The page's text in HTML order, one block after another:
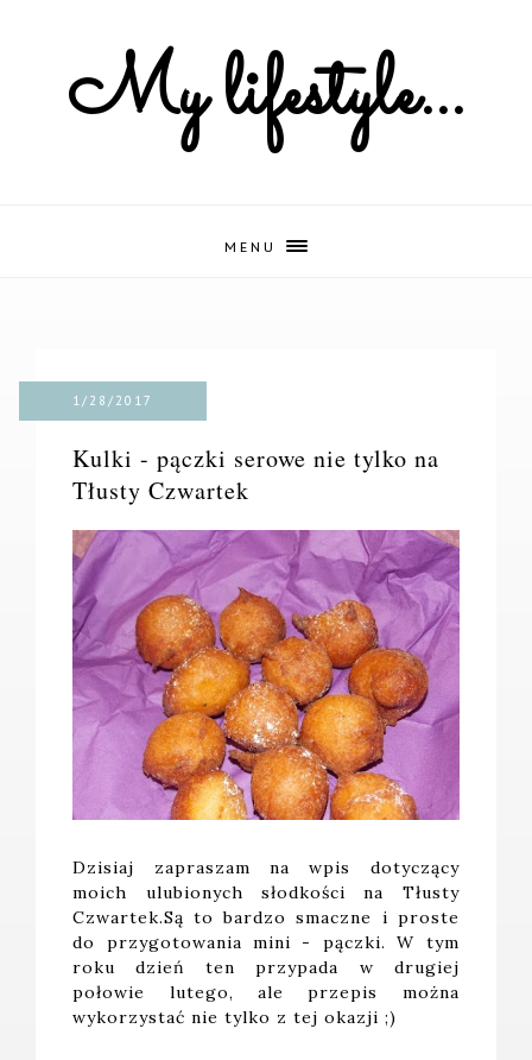
My lifestyle...
MENU
1/28/2017
Kulki - pączki serowe nie tylko na
Tłusty Czwartek
Dzisiaj zapraszam na wpis dotyczący
moich ulubionych słodkości na Tłusty
Czwartek.Są to bardzo smaczne i proste
do przygotowania mini - pączki. W tym
roku dzień ten przypada w drugiej
połowie lutego, ale przepis można
wykorzystać nie tylko z tej okazji ;)